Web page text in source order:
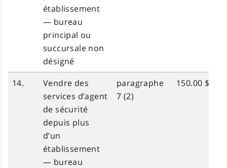
établissement
— bureau
principal ou
succursale non
désigné
14.
Vendre des
services d’agent
de sécurité
depuis plus
d’un
établissement
— bureau
paragraphe
7 (2)
150.00 $